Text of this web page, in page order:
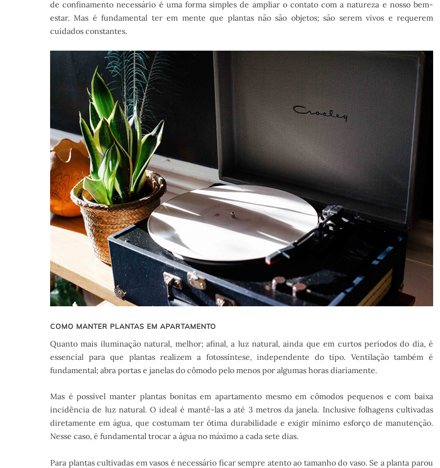
de confinamento necessário é uma forma simples de ampliar o contato com a natureza e nosso bem-
estar. Mas é fundamental ter em mente que plantas não são objetos; são serem vivos e requerem
cuidados constantes.
COMO MANTER PLANTAS EM APARTAMENTO
Quanto mais iluminação natural, melhor; afinal, a luz natural, ainda que em curtos períodos do dia, é
essencial para que plantas realizem a fotossíntese, independente do tipo. Ventilação também é
fundamental; abra portas e janelas do cômodo pelo menos por algumas horas diariamente.
Mas é possível manter plantas bonitas em apartamento mesmo em cômodos pequenos e com baixa
incidência de luz natural. O ideal é mantê-las a até 3 metros da janela. Inclusive folhagens cultivadas
diretamente em água, que costumam ter ótima durabilidade e exigir mínimo esforço de manutenção.
Nesse caso, é fundamental trocar a água no máximo a cada sete dias.
Para plantas cultivadas em vasos é necessário ficar sempre atento ao tamanho do vaso. Se a planta parou